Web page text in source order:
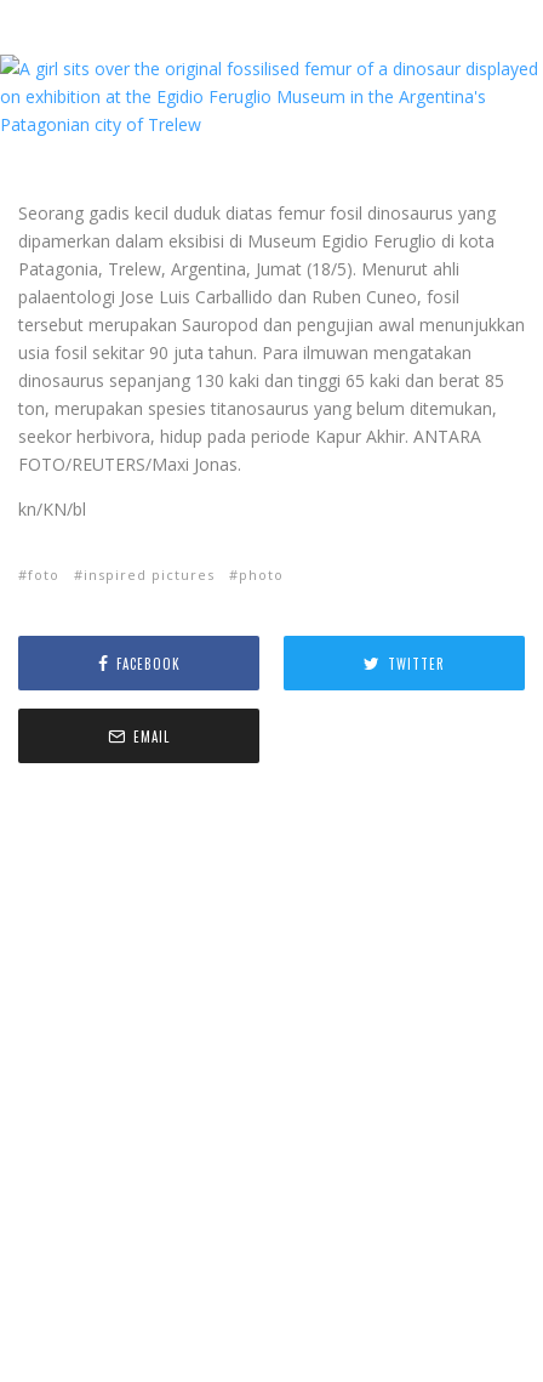
Seorang gadis kecil duduk diatas femur fosil dinosaurus yang
dipamerkan dalam eksibisi di Museum Egidio Feruglio di kota
Patagonia, Trelew, Argentina, Jumat (18/5). Menurut ahli
palaentologi Jose Luis Carballido dan Ruben Cuneo, fosil
tersebut merupakan Sauropod dan pengujian awal menunjukkan
usia fosil sekitar 90 juta tahun. Para ilmuwan mengatakan
dinosaurus sepanjang 130 kaki dan tinggi 65 kaki dan berat 85
ton, merupakan spesies titanosaurus yang belum ditemukan,
seekor herbivora, hidup pada periode Kapur Akhir. ANTARA
FOTO/REUTERS/Maxi Jonas.
kn/KN/bl
foto inspired pictures photo
FACEBOOK TWITTER
EMAIL